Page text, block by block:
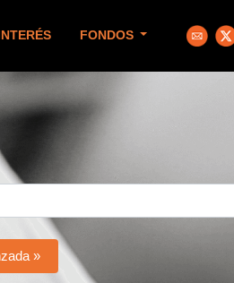
FONDOS
»